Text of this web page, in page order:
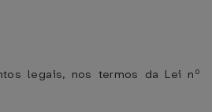
legais, nos termos da Lei nº